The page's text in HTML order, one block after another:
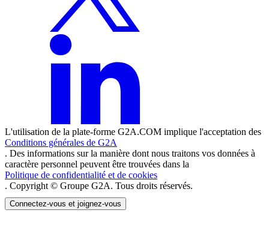
L'utilisation de la plate-forme G2A.COM implique l'acceptation des
Conditions générales de G2A
. Des informations sur la manière dont nous traitons vos données à
caractère personnel peuvent être trouvées dans la
Politique de confidentialité et de cookies
. Copyright © Groupe G2A. Tous droits réservés.
Connectez-vous et joignez-vous